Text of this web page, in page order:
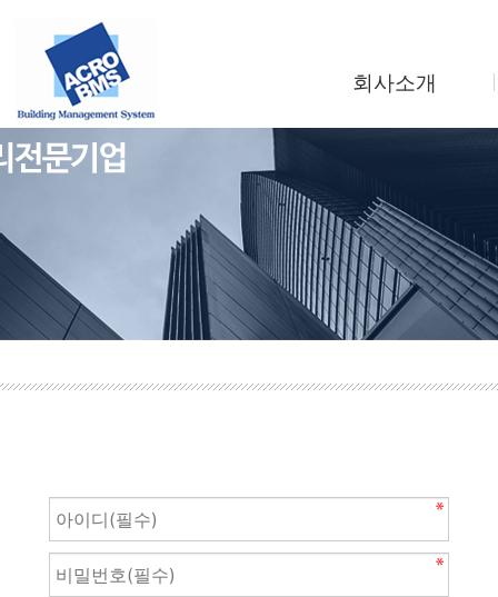
회사소개
조직도
사업소개
찾아오시는길